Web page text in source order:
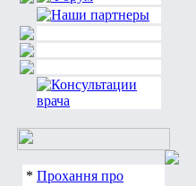
* Прохання про